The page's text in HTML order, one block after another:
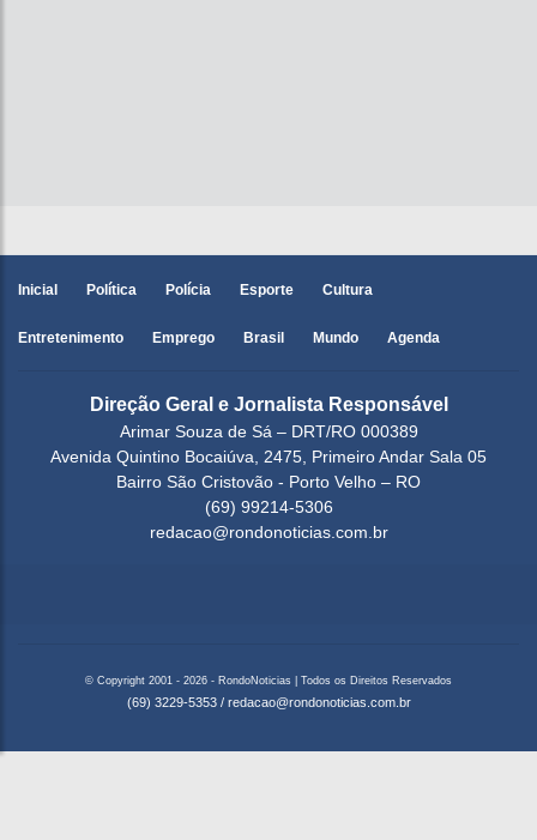
Inicial Política Polícia Esporte Cultura
Entretenimento Emprego Brasil Mundo Agenda
Direção Geral e Jornalista Responsável
Arimar Souza de Sá – DRT/RO 000389
Avenida Quintino Bocaiúva, 2475, Primeiro Andar Sala 05
Bairro São Cristovão - Porto Velho – RO
(69) 99214-5306
redacao@rondonoticias.com.br
© Copyright 2001 - 2026 - RondoNoticias | Todos os Direitos Reservados
(69) 3229-5353 / redacao@rondonoticias.com.br